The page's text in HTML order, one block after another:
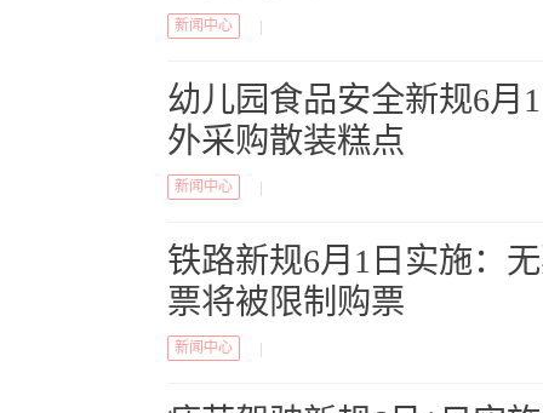
新闻中心
幼儿园食品安全新规6月
外采购散装糕点
新闻中心
铁路新规6月1日实施：
票将被限制购票
新闻中心